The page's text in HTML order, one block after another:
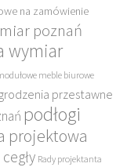
na zamówienie
poznań
wymiar
meble biurowe
przestawne
podłogi
projektowa
Rady projektanta